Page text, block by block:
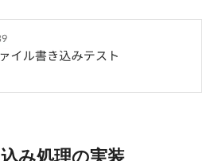
み処理の実装